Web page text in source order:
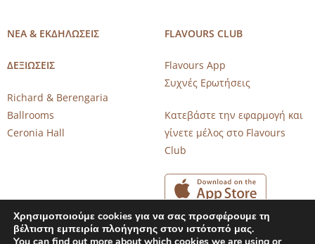
ΝΕΑ & ΕΚΔΗΛΩΣΕΙΣ
ΔΕΞΙΩΣΕΙΣ
Richard & Berengaria
Ballrooms
Ceronia Hall
FLAVOURS CLUB
Flavours App
Συχνές Ερωτήσεις
Κατεβάστε την εφαρμογή και
γίνετε μέλος στο Flavours
Club
Χρησιμοποιούμε cookies για να σας προσφέρουμε τη
βέλτιστη εμπειρία πλοήγησης στον ιστότοπό μας.